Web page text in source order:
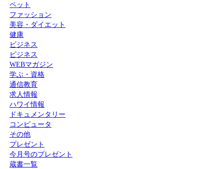
ペット
ファッション
美容・ダイエット
健康
ビジネス
ビジネス
WEBマガジン
学ぶ・資格
通信教育
求人情報
ハワイ情報
ドキュメンタリー
コンピュータ
その他
プレゼント
今月号のプレゼント
蔵書一覧